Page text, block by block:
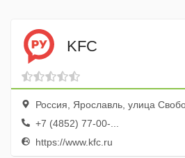
KFC
Россия, Ярославль, улица
+7 (4852) 77-00-...
https://www.kfc.ru